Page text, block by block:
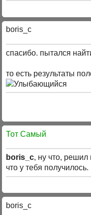
boris_c
спасибо. пытался
то есть результаты
Тот Самый
boris_c, ну что, решил
что у тебя получилось.
boris_c